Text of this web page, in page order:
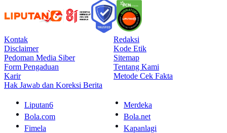
Kontak
Redaksi
Disclaimer
Kode Etik
Pedoman Media Siber
Sitemap
Form Pengaduan
Tentang Kami
Karir
Metode Cek Fakta
Hak Jawab dan Koreksi Berita
Liputan6
Merdeka
Bola.com
Bola.net
Fimela
Kapanlagi